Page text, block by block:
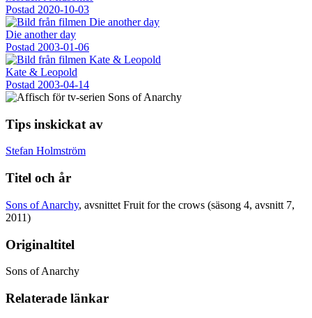
Postad 2020-10-03
Die another day
Postad 2003-01-06
Kate & Leopold
Postad 2003-04-14
Tips inskickat av
Stefan Holmström
Titel och år
Sons of Anarchy, avsnittet Fruit for the crows (säsong 4, avsnitt 7,
2011)
Originaltitel
Sons of Anarchy
Relaterade länkar